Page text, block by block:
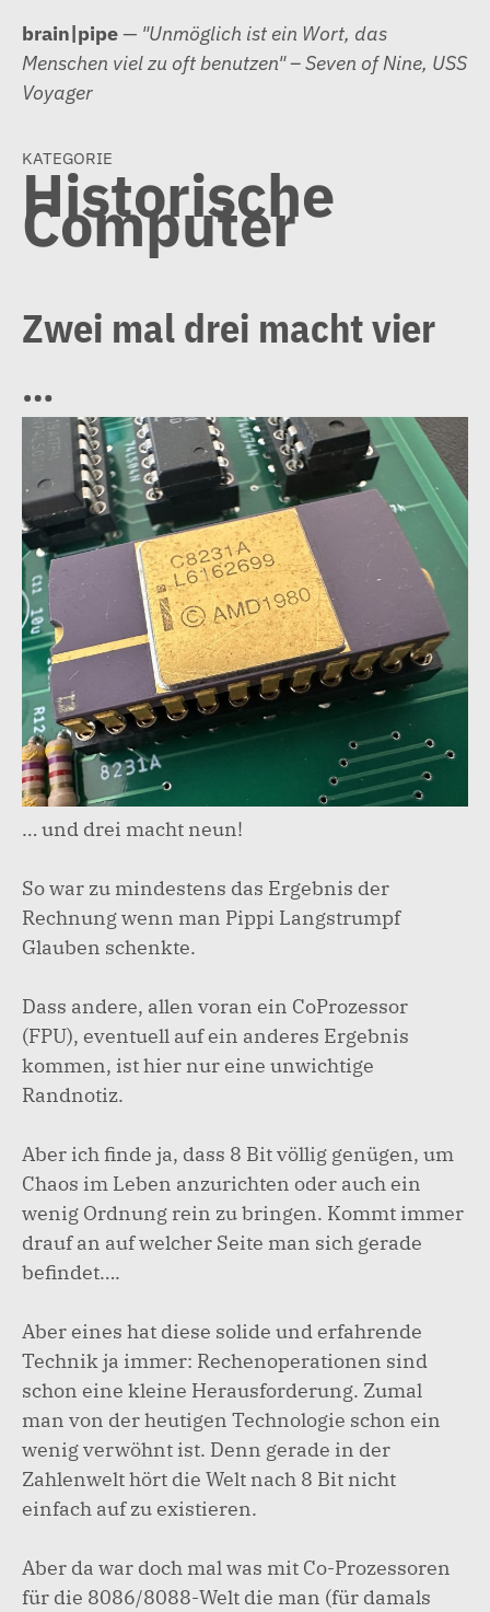
Inhalt
springen
brain|pipe— "Unmöglich ist ein Wort, das
Menschen viel zu oft benutzen" – Seven of Nine, USS
Voyager
kategorie
Historische
Computer
Zwei mal drei macht vier
…
… und drei macht neun!
So war zu mindestens das Ergebnis der
Rechnung wenn man Pippi Langstrumpf
Glauben schenkte.
Dass andere, allen voran ein CoProzessor
(FPU), eventuell auf ein anderes Ergebnis
kommen, ist hier nur eine unwichtige
Randnotiz.
Aber ich finde ja, dass 8 Bit völlig genügen, um
Chaos im Leben anzurichten oder auch ein
wenig Ordnung rein zu bringen. Kommt immer
drauf an auf welcher Seite man sich gerade
befindet….
Aber eines hat diese solide und erfahrende
Technik ja immer: Rechenoperationen sind
schon eine kleine Herausforderung. Zumal
man von der heutigen Technologie schon ein
wenig verwöhnt ist. Denn gerade in der
Zahlenwelt hört die Welt nach 8 Bit nicht
einfach auf zu existieren.
Aber da war doch mal was mit Co-Prozessoren
für die 8086/8088-Welt die man (für damals